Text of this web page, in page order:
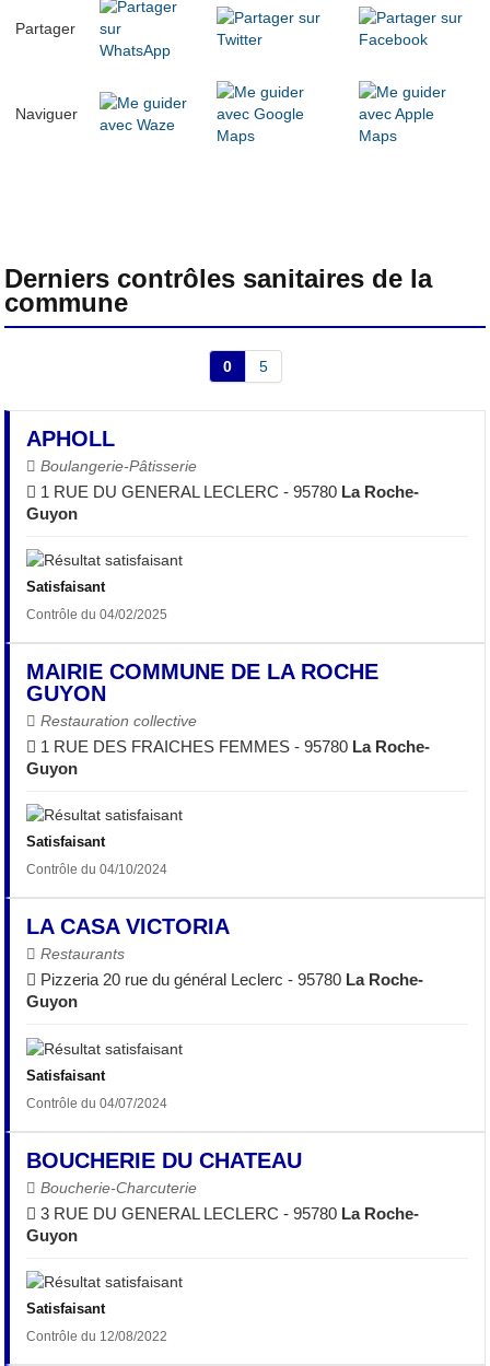
Partager
Naviguer
Derniers contrôles sanitaires de la
commune
0 5
APHOLL
Boulangerie-Pâtisserie
1 RUE DU GENERAL LECLERC - 95780 La Roche-
Guyon
Satisfaisant
Contrôle du 04/02/2025
MAIRIE COMMUNE DE LA ROCHE
GUYON
Restauration collective
1 RUE DES FRAICHES FEMMES - 95780 La Roche-
Guyon
Satisfaisant
Contrôle du 04/10/2024
LA CASA VICTORIA
Restaurants
Pizzeria 20 rue du général Leclerc - 95780 La Roche-
Guyon
Satisfaisant
Contrôle du 04/07/2024
BOUCHERIE DU CHATEAU
Boucherie-Charcuterie
3 RUE DU GENERAL LECLERC - 95780 La Roche-
Guyon
Satisfaisant
Contrôle du 12/08/2022